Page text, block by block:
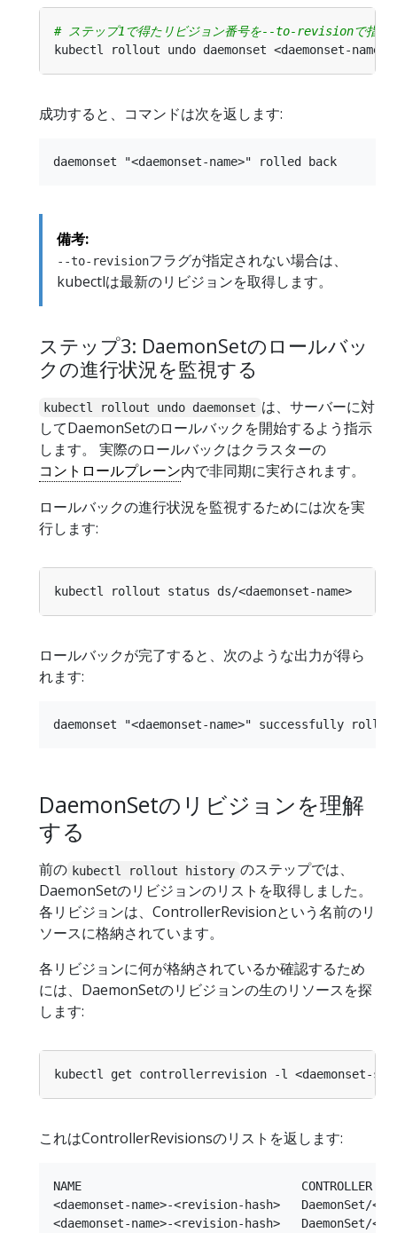
# ステップ1で得たリビジョン番号を--to-revisionで指定
kubectl rollout undo daemonset <daemonset-
成功すると、コマンドは次を返します:
備考:
--to-revisionフラグが指定されない場合は、
kubectlは最新のリビジョンを取得します。
ステップ3: DaemonSetのロールバッ
クの進行状況を監視する
kubectl rollout undo daemonset は、サーバーに対
してDaemonSetのロールバックを開始するよう指示
します。 実際のロールバックはクラスターの
コントロールプレーン内で非同期に実行されます。
ロールバックの進行状況を監視するためには次を実
行します:
ロールバックが完了すると、次のような出力が得ら
れます:
DaemonSetのリビジョンを理解
する
前の kubectl rollout history のステップでは、
DaemonSetのリビジョンのリストを取得しました。
各リビジョンは、ControllerRevisionという名前のリ
ソースに格納されています。
各リビジョンに何が格納されているか確認するため
には、DaemonSetのリビジョンの生のリソースを探
します:
kubectl get controllerrevision -l <daemonset-
これはControllerRevisionsのリストを返します:
NAME                               CONTROLLER
<daemonset-name>-<revision-hash>